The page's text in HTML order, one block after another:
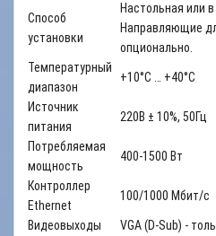
Способ
установки
Настольная или в
Направляющие
опционально.
Температурный
диапазон
+10°С … +40°С
Источник
питания
220В ± 10%, 50Гц
Потребляемая
мощность
400-1500 Вт
Контроллер
Ethernet
100/1000 Мбит/с
Видеовыходы
VGA (D-Sub) -